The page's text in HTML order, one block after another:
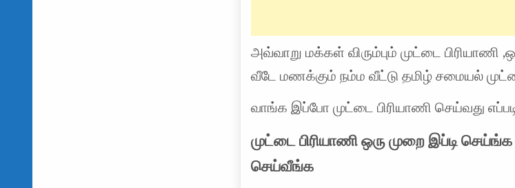
அவ்வாறு மக்கள் விரும்பும் முட்டை பிரியாணி
வீடே மணக்கும் நம்ம வீட்டு தமிழ் சமையல்
வாங்க இப்போ முட்டை பிரியாணி செய்வது
முட்டை பிரியாணி ஒரு முறை இப்டி செய்ங்க
செய்வீங்க